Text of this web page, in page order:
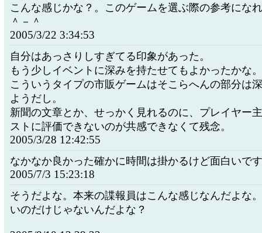
こんな感じかな？。このゲームを選ぶ際の参考にな
＾－＾
2005/3/22 3:34:53
自分はあっさりしすぎてる印象があった。
もう少しイベントに深みを持たせてもよかったかな。
こういうタイプの市販ゲームはそこらへんの部分は
ようだし。
新聞の文章とか、せっかく見れるのに、プレイヤー
ストに評価できないのが共感できなくて残念。
2005/3/28 12:42:55
なかなか良かった確かに時間は掛かるけど面白いです
2005/7/3 15:23:18
そうだよな。本来の諜報員はこんな感じなんだよな
いのだけじゃないんだよな？